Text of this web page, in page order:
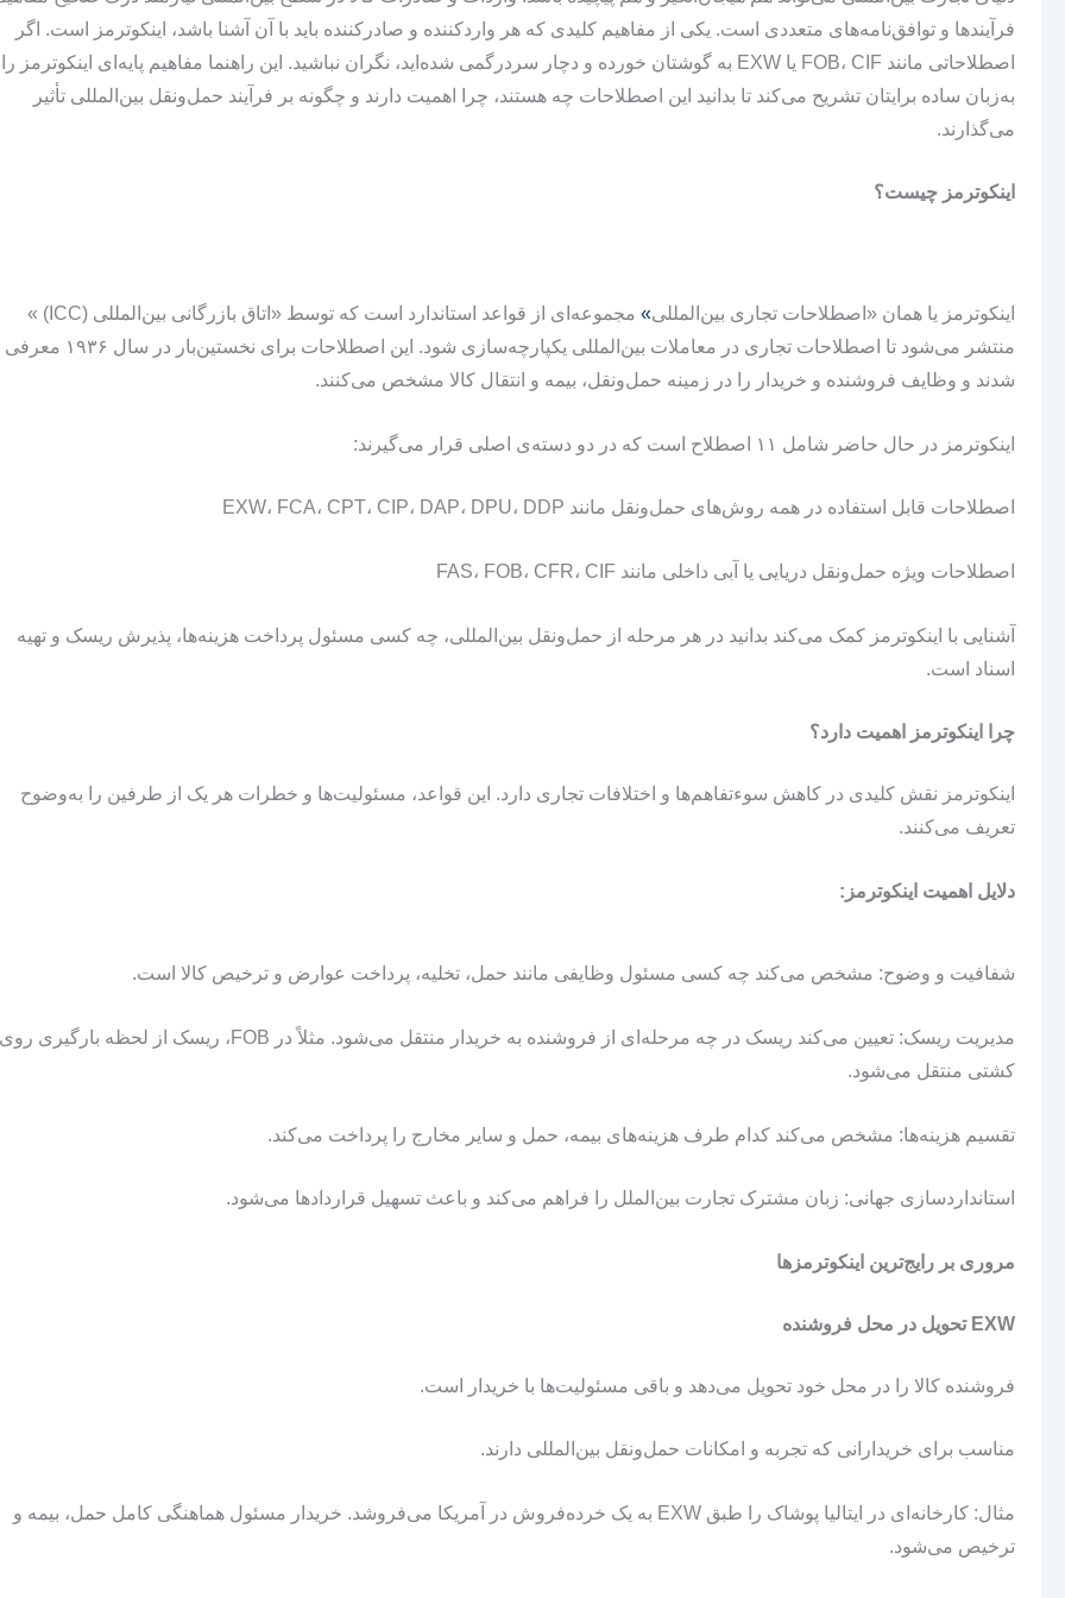
فرآیندها و توافق‌نامه‌های متعددی است. یکی از مفاهیم کلیدی که هر واردکننده و صادرکننده باید با آن آشنا باشد، اینکوترمز است. اگر
اصطلاحاتی مانند FOB، CIF یا EXW به گوشتان خورده و دچار سردرگمی شده‌اید، نگران نباشید. این راهنما مفاهیم پایه‌ای اینکوترمز را
به‌زبان ساده برایتان تشریح می‌کند تا بدانید این اصطلاحات چه هستند، چرا اهمیت دارند و چگونه بر فرآیند حمل‌ونقل بین‌المللی تأثیر
می‌گذارند.
اینکوترمز چیست؟
اینکوترمز یا همان «اصطلاحات تجاری بین‌المللی»
مجموعه‌ای از قواعد استاندارد است که توسط «اتاق بازرگانی بین‌المللی (ICC) »
منتشر می‌شود تا اصطلاحات تجاری در معاملات بین‌المللی یکپارچه‌سازی شود. این اصطلاحات برای نخستین‌بار در سال ۱۹۳۶ معرفی
شدند و وظایف فروشنده و خریدار را در زمینه حمل‌ونقل، بیمه و انتقال کالا مشخص می‌کنند.
اینکوترمز در حال حاضر شامل ۱۱ اصطلاح است که در دو دسته‌ی اصلی قرار می‌گیرند:
اصطلاحات قابل استفاده در همه روش‌های حمل‌ونقل مانند EXW، FCA، CPT، CIP، DAP، DPU، DDP
اصطلاحات ویژه حمل‌ونقل دریایی یا آبی داخلی مانند FAS، FOB، CFR، CIF
آشنایی با اینکوترمز کمک می‌کند بدانید در هر مرحله از حمل‌ونقل بین‌المللی، چه کسی مسئول پرداخت هزینه‌ها، پذیرش ریسک و تهیه
اسناد است.
چرا اینکوترمز اهمیت دارد؟
اینکوترمز نقش کلیدی در کاهش سوءتفاهم‌ها و اختلافات تجاری دارد. این قواعد، مسئولیت‌ها و خطرات هر یک از طرفین را به‌وضوح
تعریف می‌کنند.
دلایل اهمیت اینکوترمز:
شفافیت و وضوح: مشخص می‌کند چه کسی مسئول وظایفی مانند حمل، تخلیه، پرداخت عوارض و ترخیص کالا است.
مدیریت ریسک: تعیین می‌کند ریسک در چه مرحله‌ای از فروشنده به خریدار منتقل می‌شود. مثلاً در FOB، ریسک از لحظه بارگیری روی
کشتی منتقل می‌شود.
تقسیم هزینه‌ها: مشخص می‌کند کدام طرف هزینه‌های بیمه، حمل و سایر مخارج را پرداخت می‌کند.
استانداردسازی جهانی: زبان مشترک تجارت بین‌الملل را فراهم می‌کند و باعث تسهیل قراردادها می‌شود.
مروری بر رایج‌ترین اینکوترمزها
EXW تحویل در محل فروشنده
فروشنده کالا را در محل خود تحویل می‌دهد و باقی مسئولیت‌ها با خریدار است.
مناسب برای خریدارانی که تجربه و امکانات حمل‌ونقل بین‌المللی دارند.
مثال: کارخانه‌ای در ایتالیا پوشاک را طبق EXW به یک خرده‌فروش در آمریکا می‌فروشد. خریدار مسئول هماهنگی کامل حمل، بیمه و
ترخیص می‌شود.